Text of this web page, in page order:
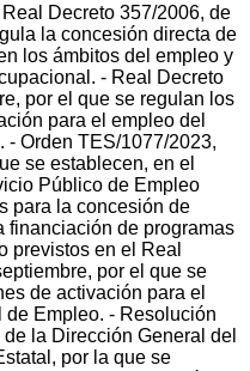
Decreto 357/2006, de
la concesión directa de
los ámbitos del empleo y
- Real Decreto
por el que se regulan los
para el empleo del
- Orden TES/1077/2023,
se establecen, en el
Público de Empleo
para la concesión de
financiación de programas
previstos en el Real
por el que se
de activación para el
Empleo. - Resolución
la Dirección General del
por la que se